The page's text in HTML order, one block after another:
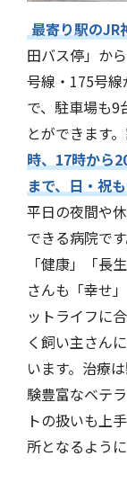
最寄り駅のJR
田バス停」か
号線・175号
で、駐車場も9
とができます
時、17時から
まで、日・祝
平日の夜間や
できる病院で
「健康」「長
さんも「幸せ
ットライフに
く飼い主さん
います。治療
験豊富なベテ
トの扱いも上
所となるよう